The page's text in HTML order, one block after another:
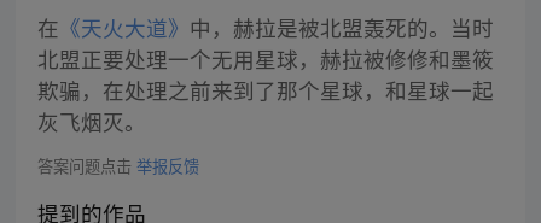
在 《天火大道》 中，赫拉是被北盟轰死的。当时
北盟正要处理一个无用星球，赫拉被修修和墨筱
欺骗，在处理之前来到了那个星球，和星球一起
灰飞烟灭。
答案问题点击 举报反馈
提到的作品